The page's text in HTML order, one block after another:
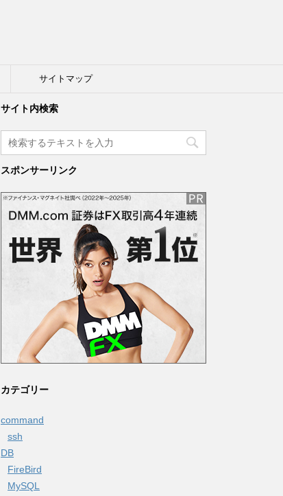
サイトマップ
サイト内検索
スポンサーリンク
カテゴリー
command
ssh
DB
FireBird
MySQL